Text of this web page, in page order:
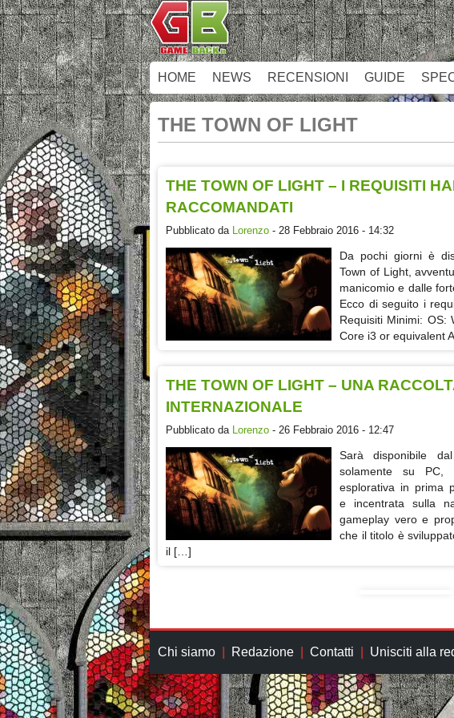
HOME NEWS RECENSIONI GUIDE
THE TOWN OF LIGHT
THE TOWN OF LIGHT – I REQUISITI
RACCOMANDATI
Pubblicato da Lorenzo - 28 Febbraio 2016 - 14:32
Da pochi giorni è
Town of Light,
manicomio e dalle
Ecco di seguito i
Requisiti Minimi: OS:
Core i3 or equivalent
THE TOWN OF LIGHT – UNA
INTERNAZIONALE
Pubblicato da Lorenzo - 26 Febbraio 2016 - 12:47
Sarà disponibile
solamente su PC,
esplorativa in prima
e incentrata sulla
gameplay vero e
che il titolo è
il […]
Chi siamo Redazione Contatti Unisciti alla